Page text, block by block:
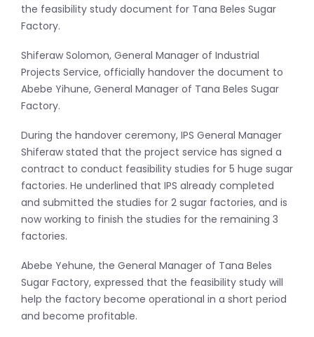
the feasibility study document for Tana Beles Sugar
Factory.
Shiferaw Solomon, General Manager of Industrial
Projects Service, officially handover the document to
Abebe Yihune, General Manager of Tana Beles Sugar
Factory.
During the handover ceremony, IPS General Manager
Shiferaw stated that the project service has signed a
contract to conduct feasibility studies for 5 huge sugar
factories. He underlined that IPS already completed
and submitted the studies for 2 sugar factories, and is
now working to finish the studies for the remaining 3
factories.
Abebe Yehune, the General Manager of Tana Beles
Sugar Factory, expressed that the feasibility study will
help the factory become operational in a short period
and become profitable.